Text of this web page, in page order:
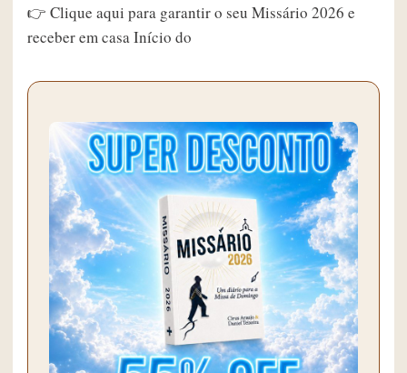
👉 Clique aqui para garantir o seu Missário 2026 e
receber em casa Início do